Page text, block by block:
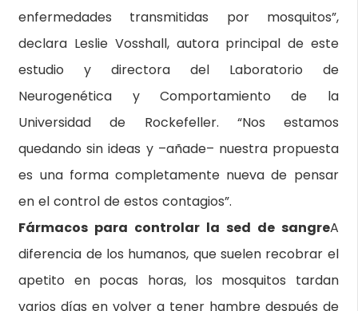
enfermedades transmitidas por mosquitos”,
declara Leslie Vosshall, autora principal de este
estudio y directora del Laboratorio de
Neurogenética y Comportamiento de la
Universidad de Rockefeller. “Nos estamos
quedando sin ideas y –añade– nuestra propuesta
es una forma completamente nueva de pensar
en el control de estos contagios”.
Fármacos para controlar la sed de sangreA
diferencia de los humanos, que suelen recobrar el
apetito en pocas horas, los mosquitos tardan
varios días en volver a tener hambre después de